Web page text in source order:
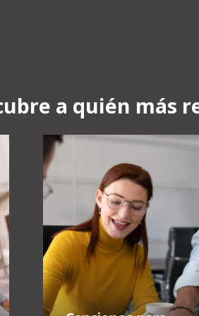
a quién más